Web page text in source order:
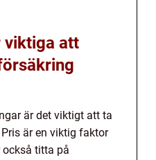
viktiga att
är det viktigt att ta
är en viktig faktor
också titta på